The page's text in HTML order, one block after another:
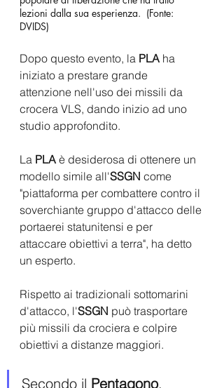
lezioni dalla sua esperienza.  (Fonte:
DVIDS)
Dopo questo evento, la PLA ha
iniziato a prestare grande
attenzione nell'uso dei missili da
crocera VLS, dando inizio ad uno
studio approfondito.
La PLA è desiderosa di ottenere un
modello simile all'SSGN come
"piattaforma per combattere contro il
soverchiante gruppo d'attacco delle
portaerei statunitensi e per
attaccare obiettivi a terra", ha detto
un esperto.
Rispetto ai tradizionali sottomarini
d'attacco, l'SSGN può trasportare
più missili da crociera e colpire
obiettivi a distanze maggiori.
Secondo il Pentagono,